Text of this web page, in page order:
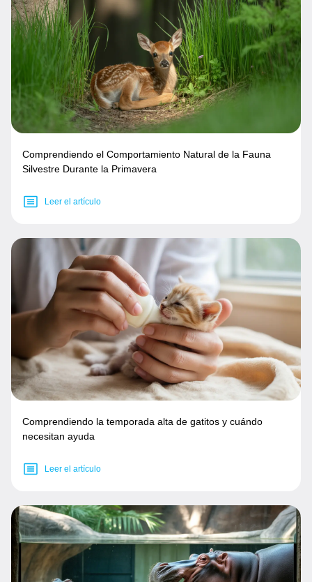
Comprendiendo el Comportamiento Natural de la Fauna
Silvestre Durante la Primavera
Leer el artículo
Comprendiendo la temporada alta de gatitos y cuándo
necesitan ayuda
Leer el artículo